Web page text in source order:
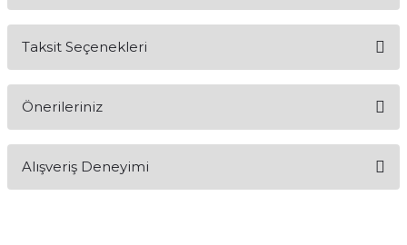
Taksit Seçenekleri
Önerileriniz
konularda yetersiz gördüğünüz noktaları öneri formunu
kullanarak tarafımıza iletebilirsiniz.
Alışveriş Deneyimi